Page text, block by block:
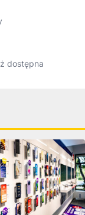
dostępna